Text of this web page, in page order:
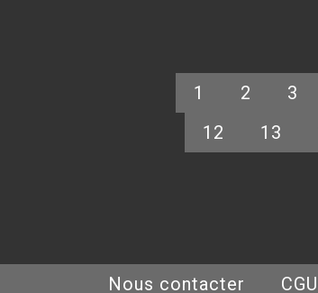
1 2 3
12
13
Nous contacter CGU